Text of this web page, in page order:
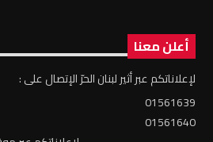
أعلن معنا
لإعلاناتكم عبر أثير لبنان الحرّ الإتصال على :
01561639
01561640